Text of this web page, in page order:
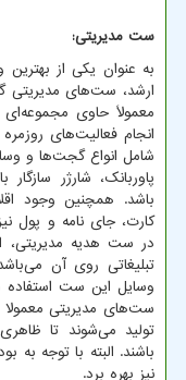
ست مدیریتی:
به عنوان یکی از بهترین
ارشد، ست‌های
معمولاً حاوی
انجام فعالیت‌های
شامل انواع گجت‌ها و
پاوربانک، شارژر
باشد. همچنین وجود
کارت، جای نامه و پول
در ست هدیه مدیریتی،
تبلیغاتی روی آن
وسایل این ست استفاده
ست‌های مدیریتی معمولا
تولید می‌شوند تا
باشند. البته با توجه به
نیز بهره برد.